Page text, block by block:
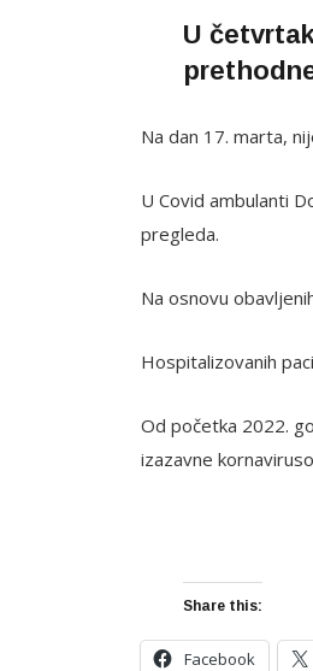
U
Na dan 17. marta,
U Covid ambulanti
pregleda.
Na osnovu
Hospitalizovanih
Od početka 2022.
izazavne
Share this:
Facebook